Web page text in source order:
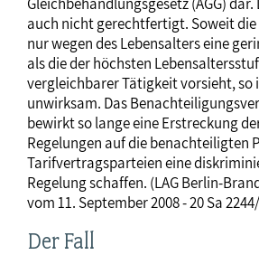
auch nicht gerechtfertigt. Soweit die
nur wegen des Lebensalters eine
als die der höchsten
vergleichbarer Tätigkeit vorsieht, so
unwirksam. Das
bewirkt so lange eine Erstreckung
Regelungen auf die benachteiligten
Tarifvertragsparteien eine
Regelung schaffen. (LAG Berlin-
vom 11. September 2008 - 20 Sa
Der Fall